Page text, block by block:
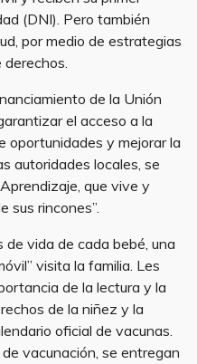
(DNI). Pero también
por medio de estrategias
de la Unión
el acceso a la
oportunidades y mejorar la
autoridades locales, se
que vive y
sus rincones”.
vida de cada bebé, una
visita la familia. Les
de la lectura y la
de la niñez y la
oficial de vacunas.
vacunación, se entregan